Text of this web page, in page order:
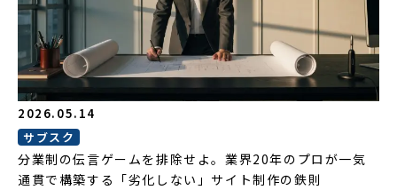
2026.05.14
サブスク
分業制の伝言ゲームを排除せよ。業界20年のプロが一気
通貫で構築する「劣化しない」サイト制作の鉄則